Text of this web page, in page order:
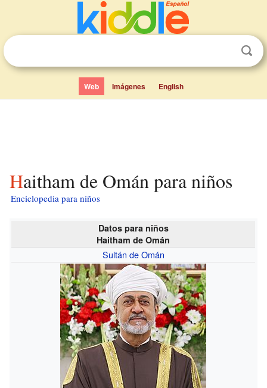
Web Imágenes English
Haitham de Omán para niños
Enciclopedia para niños
Datos para niños
Haitham de Omán
Sultán de Omán